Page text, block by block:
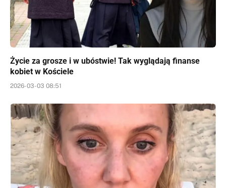
Życie za grosze i w ubóstwie! Tak wyglądają finanse
kobiet w Kościele
2026-03-03 08:51